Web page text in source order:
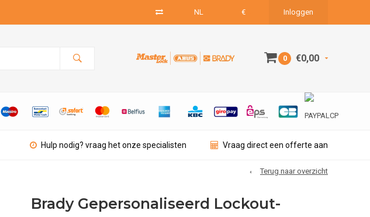
NL € Inloggen
0 €0,00
Hulp nodig? vraag het onze specialisten Vraag direct een offerte aan
Terug naar overzicht
Brady Gepersonaliseerd Lockout-